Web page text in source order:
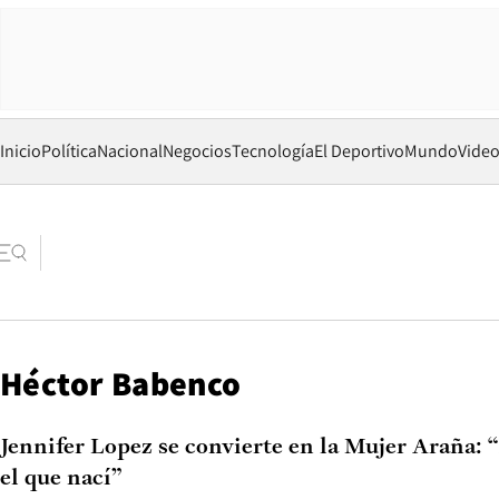
InicioPolíticaNacionalNegociosTecnologíaEl DeportivoMundo
Héctor Babenco
Jennifer Lopez se convierte en la Mujer Araña:
el que nací”